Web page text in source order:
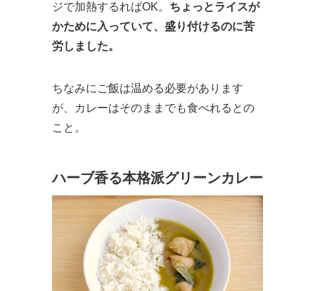
ジで加熱するればOK。 ちょっとライスが
かために入っていて、盛り付けるのに苦
労しました。
ちなみにご飯は温める必要があります
が、カレーはそのままでも食べれるとの
こと。
ハーブ香る本格派グリーンカレー